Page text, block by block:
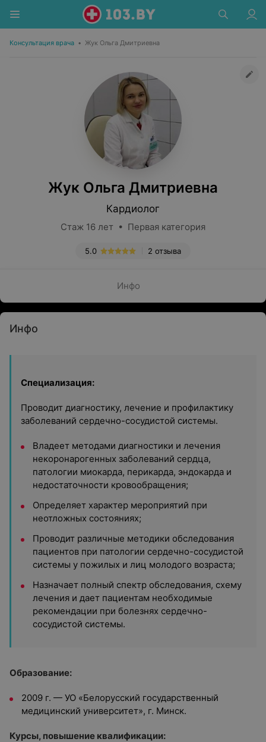
Консультация врача • Жук Ольга Дмитриевна
Жук Ольга Дмитриевна
Кардиолог
Стаж 16 лет • Первая категория
2 отзыва
5.0
Инфо
Инфо
Специализация:
Проводит диагностику, лечение и профилактику
заболеваний сердечно-сосудистой системы.
Владеет методами диагностики и лечения
некоронарогенных заболеваний сердца,
патологии миокарда, перикарда, эндокарда и
недостаточности кровообращения;
Определяет характер мероприятий при
неотложных состояниях;
Проводит различные методики обследования
пациентов при патологии сердечно-сосудистой
системы у пожилых и лиц молодого возраста;
Назначает полный спектр обследования, схему
лечения и дает пациентам необходимые
рекомендации при болезнях сердечно-
сосудистой системы.
Образование:
2009 г. — УО «Белорусский государственный
медицинский университет», г. Минск.
Курсы, повышение квалификации: